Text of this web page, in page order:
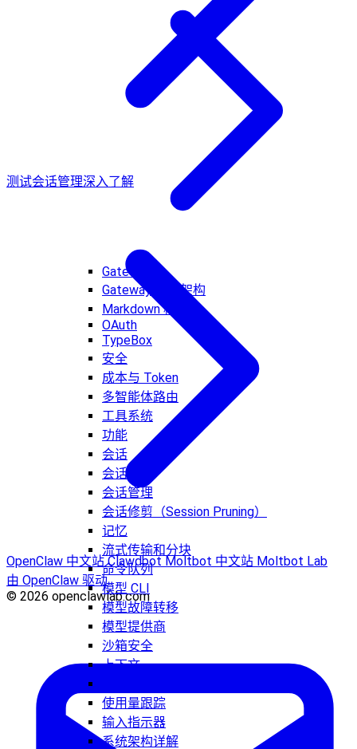
Gateway
Gateway 网关架构
Markdown 格式化
OAuth
TypeBox
安全
成本与 Token
多智能体路由
工具系统
功能
会话
会话工具
会话管理
会话修剪（Session Pruning）
记忆
流式传输和分块
命令队列
模型 CLI
模型故障转移
模型提供商
沙箱安全
上下文
使用量跟踪
输入指示器
系统架构详解
测试会话管理深入了解
OpenClaw 中文站ClawdbotMoltbot 中文站 Moltbot Lab
由 OpenClaw 驱动
© 2026 openclawlab.com